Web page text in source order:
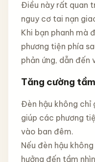
Điều này rất quan
nguy cơ tai nạn
Khi bạn phanh mà
phương tiện phía
phản ứng, dẫn đến
Tăng cường
Đèn hậu không chỉ
giúp các phương
vào ban đêm.
Nếu đèn hậu
hưởng đến tầm